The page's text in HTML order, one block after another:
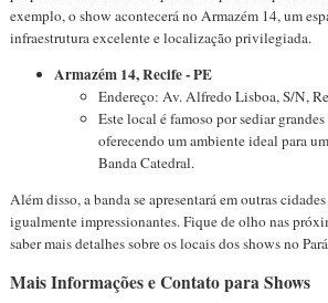
exemplo, o show acontecerá no Armazém 14, um
infraestrutura excelente e localização privilegiada.
Armazém 14, Recife - PE
Endereço: Av. Alfredo Lisboa, S/N,
Este local é famoso por sediar
oferecendo um ambiente ideal para
Banda Catedral.
Além disso, a banda se apresentará em outras
igualmente impressionantes. Fique de olho nas
saber mais detalhes sobre os locais dos shows no
Mais Informações e Contato para Shows